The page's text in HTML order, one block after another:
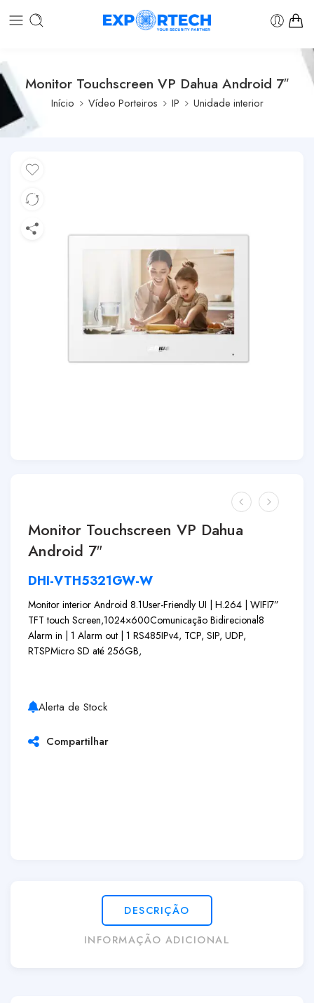
Monitor Touchscreen VP Dahua Android 7″
Início Vídeo Porteiros IP Unidade interior
Monitor Touchscreen VP Dahua
Android 7″
DHI-VTH5321GW-W
Monitor interior Android 8.1User-Friendly UI | H.264 | WIFI7”
TFT touch Screen,1024×600Comunicação Bidirecional8
Alarm in | 1 Alarm out | 1 RS485IPv4, TCP, SIP, UDP,
RTSPMicro SD até 256GB,
Alerta de Stock
Compartilhar
DESCRIÇÃO
INFORMAÇÃO ADICIONAL